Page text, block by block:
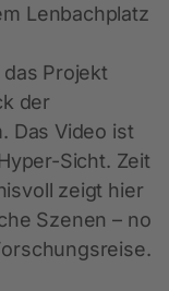
Lenbachplatz
Projekt
der
Das Video ist
Sicht. Zeit
zeigt hier
Szenen – no